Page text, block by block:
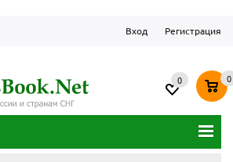
Вход Регистрация
0 0